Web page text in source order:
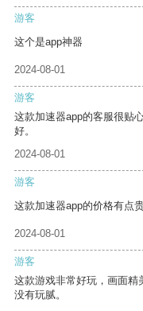
游客
这个是app神器
2024-08-01
游客
这款加速器app的客服很贴
好。
2024-08-01
游客
这款加速器app的价格有点
2024-08-01
游客
这款游戏非常好玩，画面精
没有玩腻。